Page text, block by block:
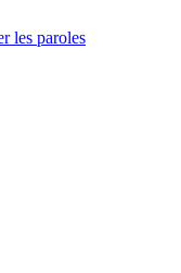
les paroles